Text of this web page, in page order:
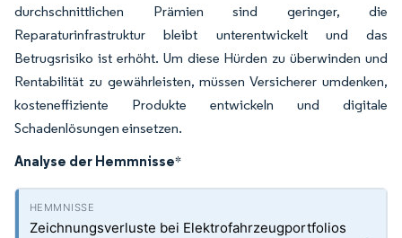
durchschnittlichen Prämien sind geringer, die
Reparaturinfrastruktur bleibt unterentwickelt und das
Betrugsrisiko ist erhöht. Um diese Hürden zu überwinden und
Rentabilität zu gewährleisten, müssen Versicherer umdenken,
kosteneffiziente Produkte entwickeln und digitale
Schadenlösungen einsetzen.
Analyse der Hemmnisse*
Zeichnungsverluste bei Elektrofahrzeugportfolios